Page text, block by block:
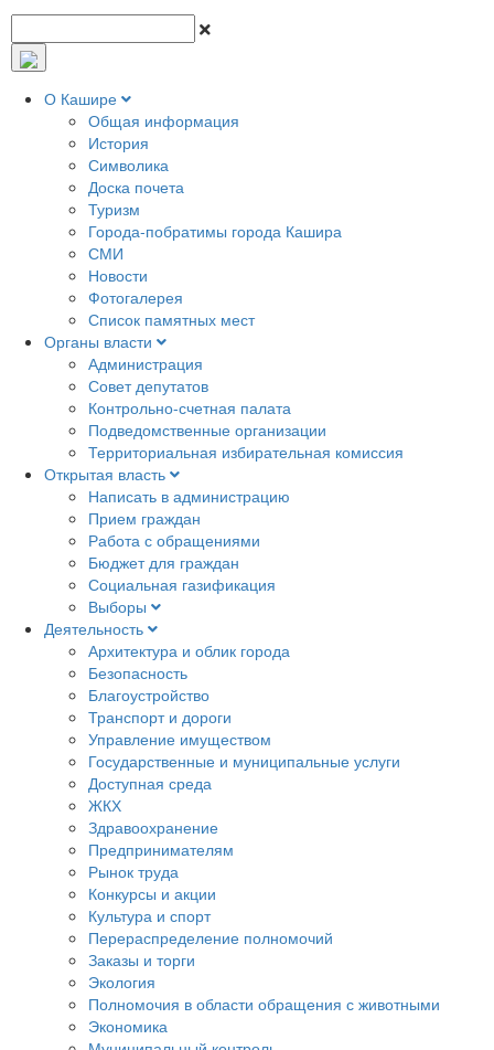
О Кашире
Общая информация
История
Символика
Доска почета
Туризм
Города-побратимы города Кашира
СМИ
Новости
Фотогалерея
Список памятных мест
Органы власти
Администрация
Совет депутатов
Контрольно-счетная палата
Подведомственные организации
Территориальная избирательная комиссия
Открытая власть
Написать в администрацию
Прием граждан
Работа с обращениями
Бюджет для граждан
Социальная газификация
Выборы
Деятельность
Архитектура и облик города
Безопасность
Благоустройство
Транспорт и дороги
Управление имуществом
Государственные и муниципальные услуги
Доступная среда
ЖКХ
Здравоохранение
Предпринимателям
Рынок труда
Конкурсы и акции
Культура и спорт
Перераспределение полномочий
Заказы и торги
Экология
Полномочия в области обращения с животными
Экономика